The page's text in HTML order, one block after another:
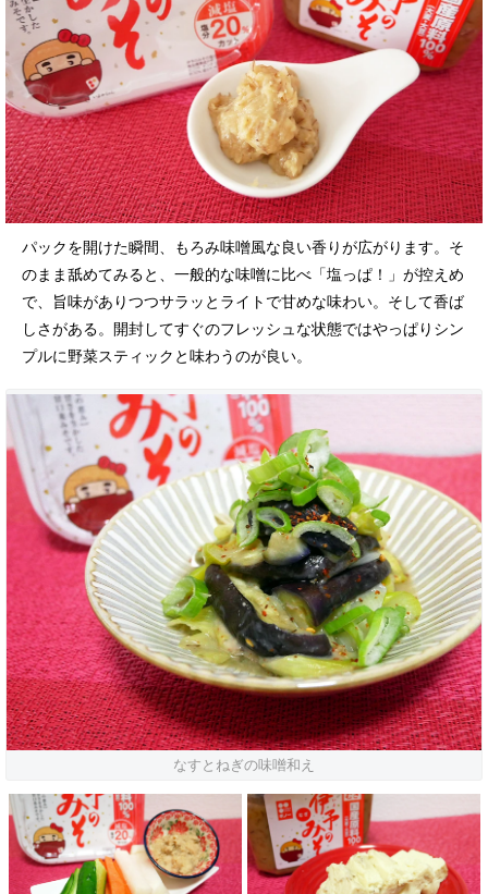
パックを開けた瞬間、もろみ味噌風な良い香りが広がります。そ
のまま舐めてみると、一般的な味噌に比べ「塩っぱ！」が控えめ
で、旨味がありつつサラッとライトで甘めな味わい。そして香ば
しさがある。開封してすぐのフレッシュな状態ではやっぱりシン
プルに野菜スティックと味わうのが良い。
なすとねぎの味噌和え